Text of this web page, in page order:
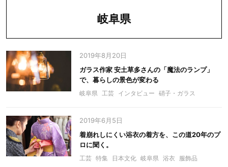
岐阜県
2019年8月20日
ガラス作家 安土草多さんの「魔法のランプ」
で、暮らしの景色が変わる
岐阜県 工芸 インタビュー 硝子・ガラス
2019年6月5日
着崩れしにくい浴衣の着方を、この道20年のプ
ロに聞く。
工芸 特集 日本文化 岐阜県 浴衣 服飾品